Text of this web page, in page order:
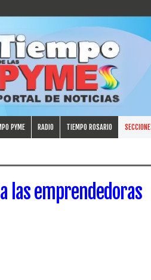
PYME RADIO TIEMPO ROSARIO
las emprendedoras